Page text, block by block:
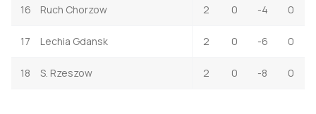
16 Ruch Chorzow 2 0 -4 0
17 Lechia Gdansk 2 0 -6 0
18 S. Rzeszow 2 0 -8 0